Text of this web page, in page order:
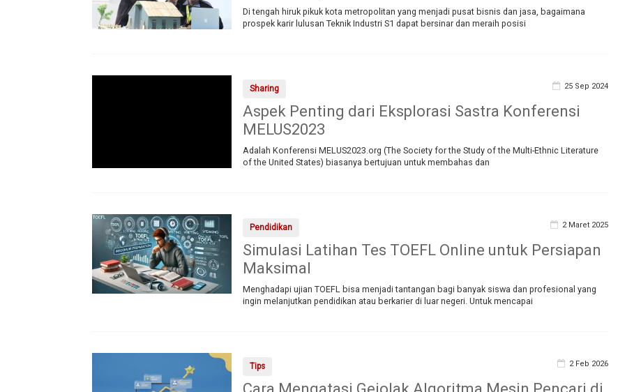
Di tengah hiruk pikuk kota metropolitan yang menjadi pusat bisnis dan jasa, bagaimana
prospek karir lulusan Teknik Industri S1 dapat bersinar dan meraih posisi
Sharing 25 Sep 2024
Aspek Penting dari Eksplorasi Sastra Konferensi
MELUS2023
Adalah Konferensi MELUS2023.org (The Society for the Study of the Multi-Ethnic Literature
of the United States) biasanya bertujuan untuk membahas dan
Pendidikan 2 Maret 2025
Simulasi Latihan Tes TOEFL Online untuk Persiapan
Maksimal
Menghadapi ujian TOEFL bisa menjadi tantangan bagi banyak siswa dan profesional yang
ingin melanjutkan pendidikan atau berkarier di luar negeri. Untuk mencapai
Tips 2 Feb 2026